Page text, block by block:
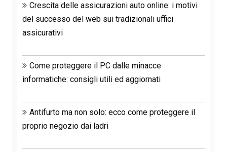
Crescita delle assicurazioni auto online: i motivi
del successo del web sui tradizionali uffici
assicurativi
Come proteggere il PC dalle minacce
informatiche: consigli utili ed aggiornati
Antifurto ma non solo: ecco come proteggere il
proprio negozio dai ladri